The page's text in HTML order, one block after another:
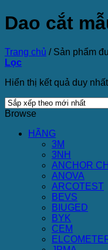
Dao cắt
Trang chủ /Sản phẩm
Lọc
Hiển thị kết quả duy nhất
Browse
HÃNG
3M
3NH
ANCHOR
ANOVA
ARCOTEST
BEVS
BIUGED
BYK
CEM